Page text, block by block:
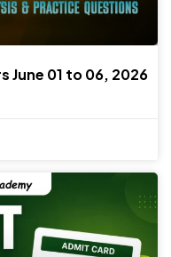
June 01 to 06, 2026